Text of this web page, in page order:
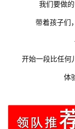
我们要做
带着孩子们
开始一段比任何
体